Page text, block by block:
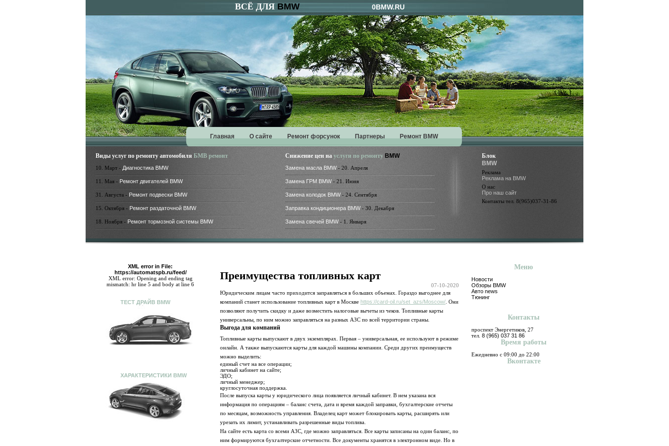
ВСЁ ДЛЯ BMW 0BMW.RU
Главная О сайте Ремонт форсунок Партнеры Ремонт BMW
Виды услуг по ремонту автомобиля БМВ ремонт
10. Март - Диагностика BMW
11. Мая - Ремонт двигателей BMW
31. Августа - Ремонт подвески BMW
15. Октября - Ремонт раздаточной BMW
18. Ноября - Ремонт тормозной системы BMW
Снижение цен на услуги по ремонту BMW
Замена масла BMW- 20. Апреля
Замена ГРМ BMW- 21. Июня
Замена колодок BMW- 24. Сентября
Заправка кондиционера BMW- 30. Декабря
Замена свечей BMW- 1. Января
Блок
BMW
Реклама
Реклама на BMW
О нас
Про наш сайт
Контакты тел. 8(965)037-31-86
XML error in File:
https://automatspb.ru/feed/
XML error: Opening and ending tag
mismatch: hr line 5 and body at line 6
ТЕСТ ДРАЙВ BMW
ХАРАКТЕРИСТИКИ BMW
Преимущества топливных карт
07-10-2020
Юридическим лицам часто приходится заправляться в больших объемах. Гораздо выгоднее для
компаний станет использование топливных карт в Москве https://card-oil.ru/set_azs/Moscow/ . Они
позволяют получить скидку и даже возместить налоговые вычеты из чеков. Топливные карты
универсальны, по ним можно заправляться на разных АЗС по всей территории страны.
Выгода для компаний
Топливные карты выпускают в двух экземплярах. Первая – универсальная, ее используют в режиме
онлайн. А также выпускаются карты для каждой машины компании. Среди других преимуществ
можно выделить:
единый счет на все операции;
личный кабинет на сайте;
ЭДО;
личный менеджер;
круглосуточная поддержка.
После выпуска карты у юридического лица появляется личный кабинет. В нем указана вся
информация по операциям – баланс счета, дата и время каждой заправки, бухгалтерские отчеты
по месяцам, возможность управления. Владелец карт может блокировать карты, расширять или
урезать их лимит, устанавливать разрешенные виды топлива.
На сайте есть карта со всеми АЗС, где можно заправляться. Все карты записаны на один баланс, по
ним формируются бухгалтерские отчетности. Все документы хранятся в электронном виде. Но в
Меню
Новости
Обзоры BMW
Авто news
Тюнинг
Контакты
проспект Энергетиков, 27
тел. 8 (965) 037 31 86
Время работы
Ежедневно с 09:00 до 22:00
Вконтакте